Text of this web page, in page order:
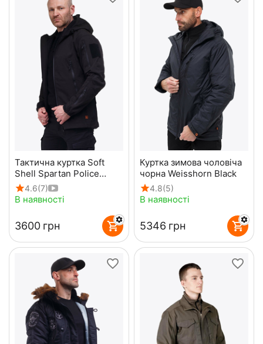
Тактична куртка Soft
Shell Spartan Police
Black чорна з
капюшоном
4.6(7)
В наявності
‍3600‍ грн
Куртка зимова чоловіча
чорна Weisshorn Black
4.8(5)
В наявності
‍5346‍ грн